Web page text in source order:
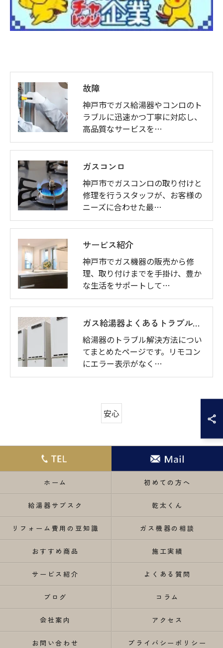
故障
神戸市でガス給湯器やコンロのト
ラブルに迅速かつ丁寧に対応し、
高品質なサービスを…
ガスコンロ
神戸市でガスコンロの取り付けと
修理を行うスタッフが、お客様の
ニーズに合わせた最…
サービス紹介
神戸市でガス機器の販売から修
理、取り付けまでを手掛け、豊か
な生活をサポートして…
ガス給湯器よくあるトラブル一覧
給湯器のトラブル解決方法につい
てまとめたページです。リモコン
にエラー表示がなく…
安心
ホーム 初めての方へ
給湯器サブスク 乾太くん
リフォーム費用の豆知識 ガス機器の相談
おすすめ商品 施工実績
サービス紹介 よくある質問
ブログ コラム
会社案内 アクセス
お問い合わせ プライバシーポリシー